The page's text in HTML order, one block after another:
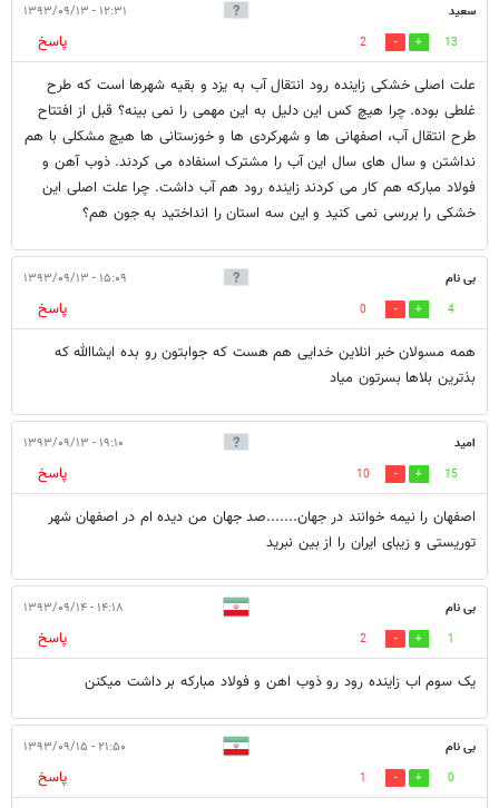
سعید ۱۲:۳۱ - ۱۳۹۳/۰۹/۱۳
13
2
پاسخ
علت اصلی خشکی زاینده رود انتقال آب به یزد و بقیه شهرها است که طرح
غلطی بوده. چرا هیچ کس این دلیل به این مهمی را نمی بینه؟ قبل از افتتاح
طرح انتقال آب، اصفهانی ها و شهرکردی ها و خوزستانی ها هیچ مشکلی با هم
نداشتن و سال های سال این آب را مشترک اسنفاده می کردند. ذوب آهن و
فولاد مبارکه هم کار می کردند زاینده رود هم آب داشت. چرا علت اصلی این
خشکی را بررسی نمی کنید و این سه استان را انداختید به جون هم؟
بی نام ۱۵:۰۹ - ۱۳۹۳/۰۹/۱۳
4
0
پاسخ
همه مسولان خبر انلاین خدایی هم هست که جوابتون رو بده ایشاالله که
بذترین بلاها بسرتون میاد
امید ۱۹:۱۰ - ۱۳۹۳/۰۹/۱۳
15
10
پاسخ
اصفهان را نیمه خوانند در جهان.......صد جهان من دیده ام در اصفهان شهر
توریستی و زیبای ایران را از بین نبرید
بی نام ۱۴:۱۸ - ۱۳۹۳/۰۹/۱۴
1
2
پاسخ
یک سوم اب زاینده رود رو ذوب اهن و فولاد مبارکه بر داشت میکنن
بی نام ۲۱:۵۰ - ۱۳۹۳/۰۹/۱۵
0
1
پاسخ